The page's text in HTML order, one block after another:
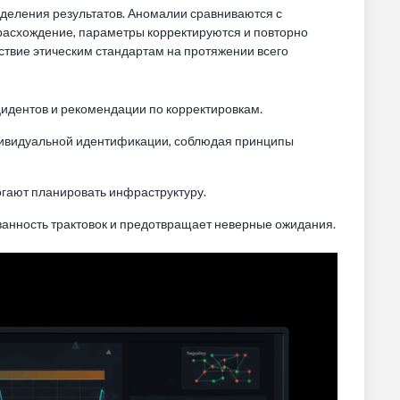
результатов. Аномалии сравниваются с
параметры корректируются и повторно
этическим стандартам на протяжении всего
и рекомендации по корректировкам.
идентификации, соблюдая принципы
планировать инфраструктуру.
трактовок и предотвращает неверные ожидания.